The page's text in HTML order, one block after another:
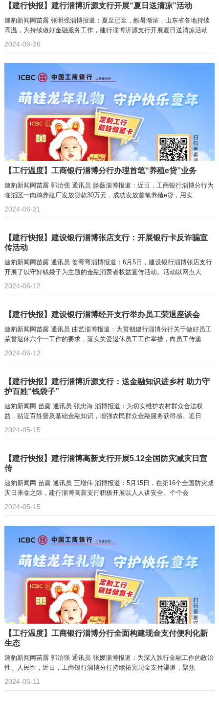
【建行快报】建行淄博沂源支行开展“夏日送清凉”活动
速豹新闻网苗露 张明强淄博报道：夏至已至，酷暑渐浓，山东省各地持续
高温，为持续做好金融服务工作，建行淄博沂源支行开展夏日送清凉活动
2024-06-26
【工行温度】工商银行淄博分行办理首笔“养殖e贷”业务
速豹新闻网苗露 郭治强 通讯员 滕薇淄博报道：近日，工商银行淄博分行为
临淄区一肉鸡养殖厂发放贷款30万元，成功发放首笔养殖e贷，用实
2024-06-21
【建行快报】建设银行淄博张店支行：开展银行卡反诈骗宣
传活动
速豹新闻网苗露 通讯员 姜弯弯淄博报道：6月5日，建设银行淄博张店支行
开展了以守好钱袋子为主题的金融消费者权益宣传活动。活动以网点大
2024-06-12
【建行快报】建设银行淄博经开支行举办员工荣退座谈会
速豹新闻网苗露 通讯员 曲艺淄博报道：为贯彻建行淄博分行关于做好员工
荣誉退休六个一工作的要求，落实关爱退休员工工作举措，向员工传递
2024-06-12
【建行快报】建行淄博沂源支行：送金融知识进乡村 助力守
护百姓“钱袋子”
速豹新闻网 苗露 通讯员 张忠海 淄博报道：为切实维护农村群众合法权
益，贴近百姓普及基础金融知识，增强农民群众金融服务获得感。近日
2024-05-15
【建行快报】建行淄博高新支行开展5.12全国防灾减灾日宣
传
速豹新闻网 苗露 通讯员 王增伟 淄博报道：5月15日，在第16个全国防灾减
灾日来临之际，建行淄博高新支行积极开展以人人讲安全、个个会
2024-05-15
【工行温度】工商银行淄博分行全面构建现金支付便利化新
生态
速豹新闻网苗露 郭治强 通讯员 张媛淄博报道：为深入践行金融工作的政治
性、人民性，近日，工商银行淄博分行持续拓宽现金支付渠道，聚焦
2024-05-11